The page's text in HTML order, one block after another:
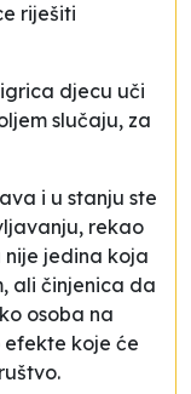
riješiti
djecu uči
slučaju, za
i u stanju ste
, rekao
jedina koja
ali činjenica da
osoba na
koje će